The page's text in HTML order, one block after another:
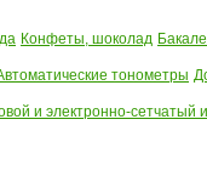
Конфеты, шоколад
тонометры
и электронно-сетчатый